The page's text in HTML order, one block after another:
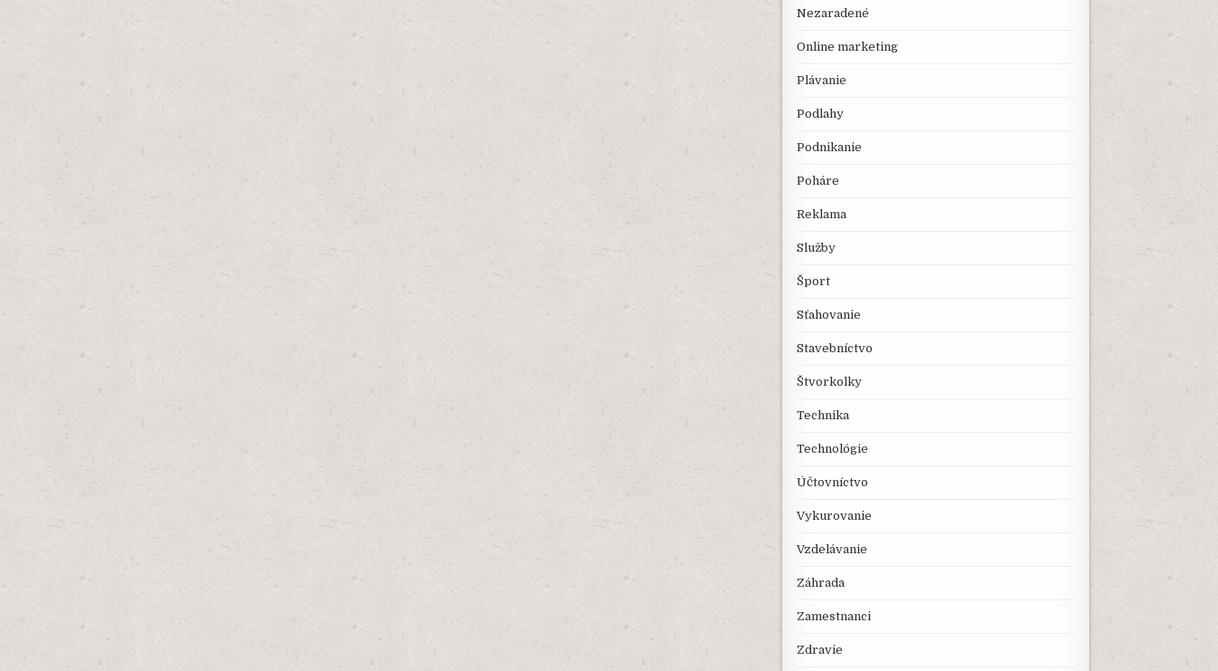
článku Nezaradené
Online marketing
Plávanie
Podlahy
Podnikanie
Poháre
Reklama
Služby
Šport
Sťahovanie
Stavebníctvo
Štvorkolky
Technika
Technológie
Účtovníctvo
Vykurovanie
Vzdelávanie
Záhrada
Zamestnanci
Zdravie